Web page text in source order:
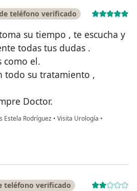
teléfono verificado
su tiempo , te escucha y
todas tus dudas .
como el.
todo su tratamiento ,
Doctor.
Estela Rodríguez • Visita Urología •
teléfono verificado